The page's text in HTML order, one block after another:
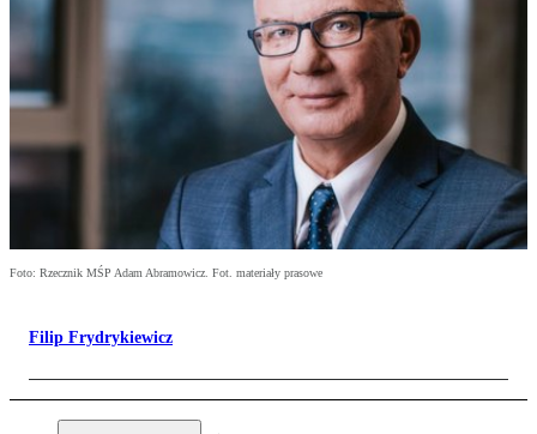
Foto: Rzecznik MŚP Adam Abramowicz. Fot. materiały prasowe
Filip Frydrykiewicz